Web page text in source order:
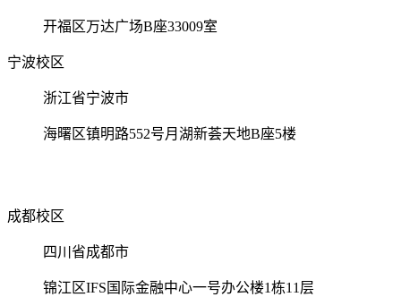
开福区万达广场B座33009室
宁波校区
浙江省宁波市
海曙区镇明路552号月湖新荟天地B座5楼
成都校区
四川省成都市
锦江区IFS国际金融中心一号办公楼1栋11层